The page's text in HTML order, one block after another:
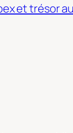
et trésor